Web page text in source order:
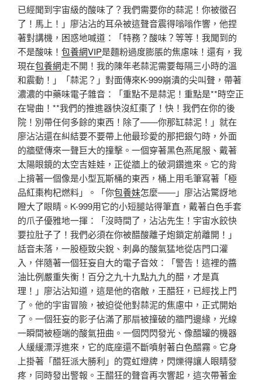
已經聞到宇宙級的酸味了？我們需要你的蒜泥！你被徵召
了！馬上！」廖沾沾的耳朵被這聲音震得嗡嗡作響，他捏
著對講機，困惑地喊道：「特務？酸味？等等！我聞到的
不是酸味！ 包養網VIP是麵粉過度膨脹的焦慮味！還有，我
現在包養網走不開！我的陳年老蒜泥需要每隔三小時的溫
和震動！」「蒜泥？」對面傳來K-999崩潰的尖叫聲，帶著
濃濃的中藥味電子雜音：「重點不是蒜泥！重點是**時空正
在彎曲！**我們的推進器快沒紅棗了！快！我們在你的後
院！別帶任何多餘的東西！除了——你那缸蒜泥！」就在
廖沾沾還在糾結要不要帶上他最珍愛的那把銀勺時，外面
的牆壁傳來一聲巨大的撞擊。一個穿著黑色燕尾服、戴著
太陽眼鏡的太空吉娃娃，正從牆上的破洞鑽進來。它的背
上揹著一個像是小型瓦斯桶的東西，桶上用毛筆寫著「極
品紅棗枸杞燃料」。「你包養妹怎麼——」廖沾沾驚訝地
瞪大了眼睛。K-999用它的小短腿站得筆直，戴著白色手套
的爪子優雅地一揮：「沒時間了，沾沾先生！宇宙水餃快
要拉肚子了！我們必須在你被醋酸離子炮鎖定前離開！」
話音未落，一股極致尖銳、刺鼻的酸氣猛地從店門口灌
入，伴隨著一個狂妄自大的電子音效：「警告！這裡的醬
油比例嚴重失衡！百分之九十九點九九的醋，才是真
理！」廖沾沾知道，這是他的宿敵，王醋狂，已經找上門
了。他的宇宙冒險，被迫從他對蒜泥的焦慮中，正式開始
了。一個狂妄的影子佔滿了那扇被撞破的牆門邊緣，光線
一瞬間被極端的酸氣扭曲。一個閃閃發光、像醋罐的機器
人緩緩漂浮進來，它的底座還不斷噴射著白色醋霧。它身
上掛著「醋狂派大勝利」的霓虹燈牌，閃爍得讓人眼睛發
疼，同時發出警報。王醋狂的聲音再次響起，這次帶著金